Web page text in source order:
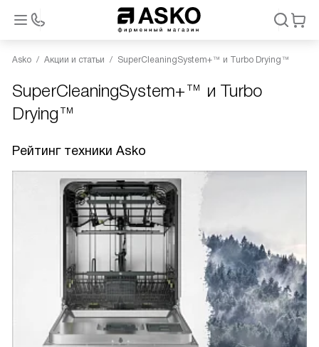
Asko Акции и статьи SuperCleaningSystem+™ и Turbo Drying™
SuperCleaningSystem+™ и Turbo
Drying™
Рейтинг техники Asko